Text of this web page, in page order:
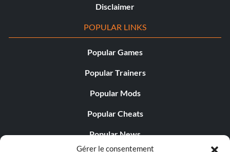
Gérer le consentement
Disclaimer
POPULAR LINKS
Popular Games
Popular Trainers
Popular Mods
Popular Cheats
Popular News